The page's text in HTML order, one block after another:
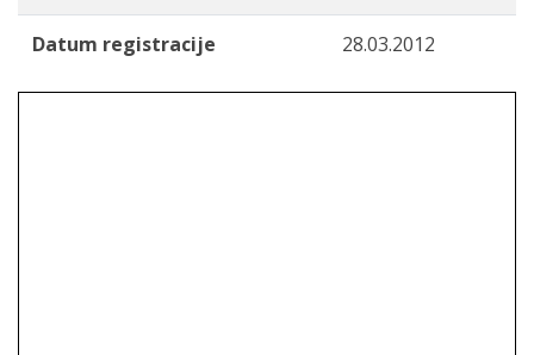
Datum registracije 28.03.2012